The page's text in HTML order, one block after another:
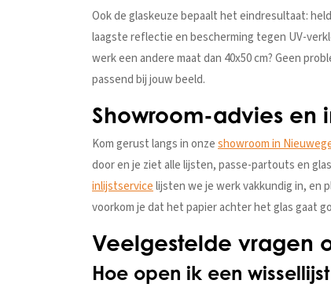
Ook de glaskeuze bepaalt het eindresultaat:
laagste reflectie en bescherming tegen UV-
werk een andere maat dan 40x50 cm? Geen
passend bij jouw beeld.
Showroom-advies en
Kom gerust langs in onzeshowroom in
door en je ziet alle lijsten, passe-partouts en
inlijstservicelijsten we je werk vakkundig in,
voorkom je dat het papier achter het glas gaat
Veelgestelde vragen
Hoe open ik een